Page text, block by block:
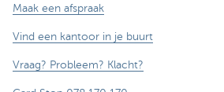
Maak een afspraak
Vind een kantoor in je buurt
Vraag? Probleem? Klacht?